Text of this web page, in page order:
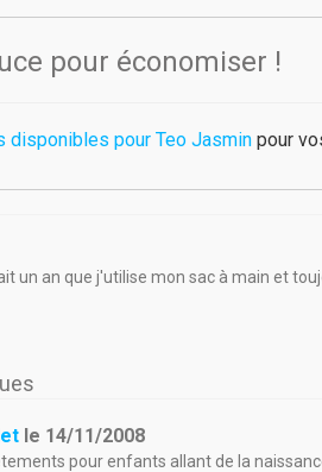
pour économiser !
disponibles pour Teo Jasminpour
un an que j'utilise mon sac à main et
le 14/11/2008
pour enfants allant de la